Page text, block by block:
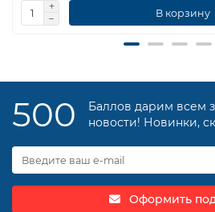
В корзину
500
Баллов дарим всем
новости! Новинки,
Оформить